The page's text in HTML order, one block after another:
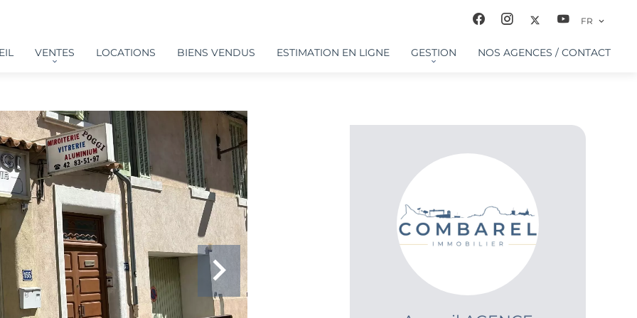
FR
VENTES LOCATIONS BIENS VENDUS ESTIMATION EN LIGNE GESTION NOS AGENCES / CONTACT